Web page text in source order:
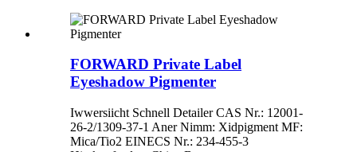
FORWARD Private Label
Eyeshadow Pigmenter
Iwwersiicht Schnell Detailer CAS Nr.: 12001-
26-2/1309-37-1 Aner Nimm: Xidpigment MF:
Mica/Tio2 EINECS Nr.: 234-455-3